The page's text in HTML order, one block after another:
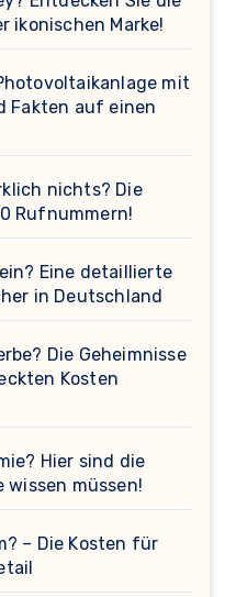
ikonischen Marke!
mit
Fakten auf einen
nichts? Die
Rufnummern!
Eine detaillierte
in Deutschland
Die Geheimnisse
Kosten
Hier sind die
wissen müssen!
– Die Kosten für